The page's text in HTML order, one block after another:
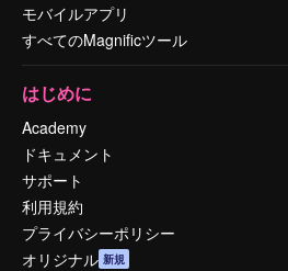
モバイルアプリ
すべてのMagnificツール
はじめに
Academy
ドキュメント
サポート
利用規約
プライバシーポリシー
オリジナル 新規